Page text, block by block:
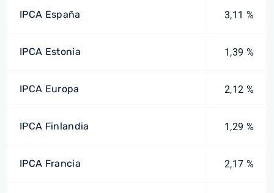
IPCA España 3,11 %
IPCA Estonia 1,39 %
IPCA Europa 2,12 %
IPCA Finlandia 1,29 %
IPCA Francia 2,17 %